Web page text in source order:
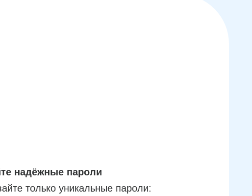
надёжные пароли
только уникальные пароли: